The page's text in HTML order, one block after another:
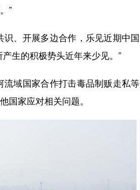
”
、开展多边合作，乐见近期中
生的积极势头近年来少见。”
域国家合作打击毒品制贩走私
国家应对相关问题。